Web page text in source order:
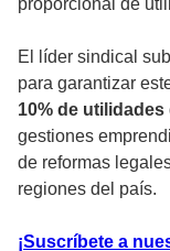
El líder sindical
para garantizar
10% de utilidades
gestiones
de reformas
regiones del país.
¡Suscríbete a